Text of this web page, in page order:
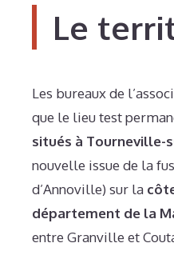
Le
Les bureaux de
que le lieu test
situés à Tourneville-
nouvelle issue de la
d’Annoville) sur la
département de la
entre Granville et